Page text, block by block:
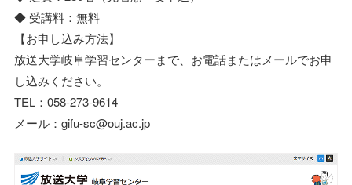
◆ 受講料：無料
【お申し込み方法】
放送大学岐阜学習センターまで、お電話またはメールでお申
し込みください。
TEL：058-273-9614
メール：gifu-sc@ouj.ac.jp